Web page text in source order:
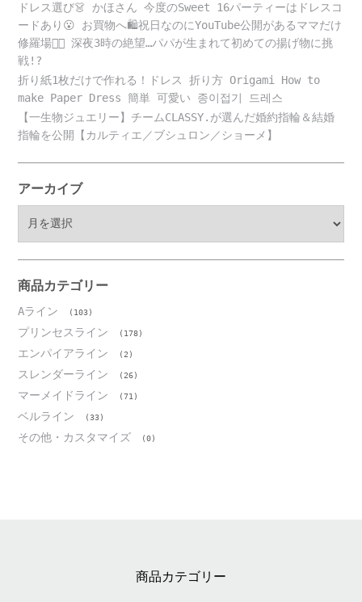
ドレス選び👗 かほさん 今度のSweet 16パーティーはドレスコ
ードあり😮 お買物へ🛍️祝日なのにYouTube公開があるママだけ
修羅場😵‍💫 深夜3時の絶望…パパが生まれて初めての揚げ物に挑
戦!?
折り紙1枚だけで作れる！ドレス 折り方 Origami How to
make Paper Dress 簡単 可愛い 종이접기 드레스
【一生物ジュエリー】チームCLASSY.が選んだ婚約指輪＆結婚
指輪を公開【カルティエ／ブシュロン／ショーメ】
アーカイブ
ブ
商品カテゴリー
Aライン (103)
プリンセスライン (178)
エンパイアライン (2)
スレンダーライン (26)
マーメイドライン (71)
ベルライン (33)
その他・カスタマイズ (0)
商品カテゴリー